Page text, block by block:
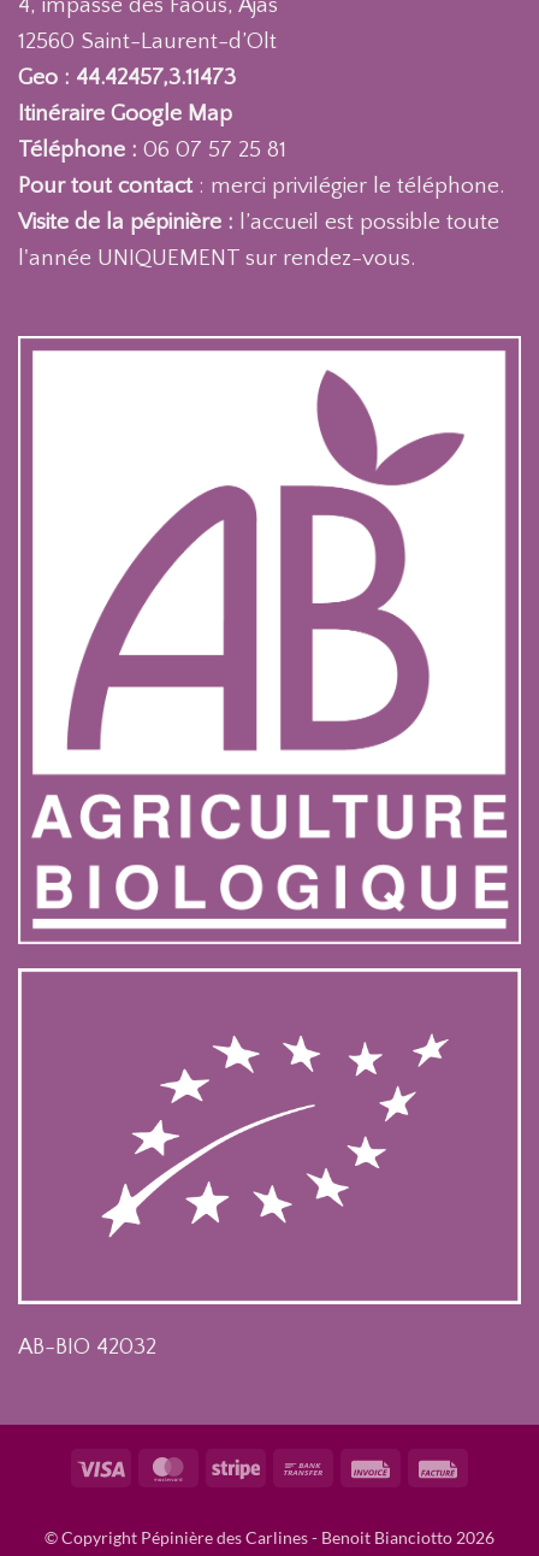
4, impasse des Faous, Ajas
12560 Saint-Laurent-d’Olt
Geo : 44.42457,3.11473
Itinéraire Google Map
Téléphone : 06 07 57 25 81
Pour tout contact : merci privilégier le téléphone.
Visite de la pépinière : l’accueil est possible toute
l'année UNIQUEMENT sur rendez-vous.
AB-BIO 42032
Visa MasterCardStripe
Bank
Invoice
© Copyright Pépinière des Carlines - Benoit Bianciotto 2026